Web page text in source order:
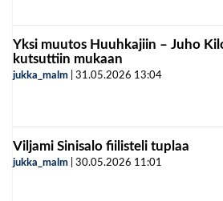
Yksi muutos Huuhkajiin – Juho
kutsuttiin mukaan
jukka_malm 31.05.2026 13:04
Viljami Sinisalo fiilisteli tuplaa
jukka_malm 30.05.2026 11:01